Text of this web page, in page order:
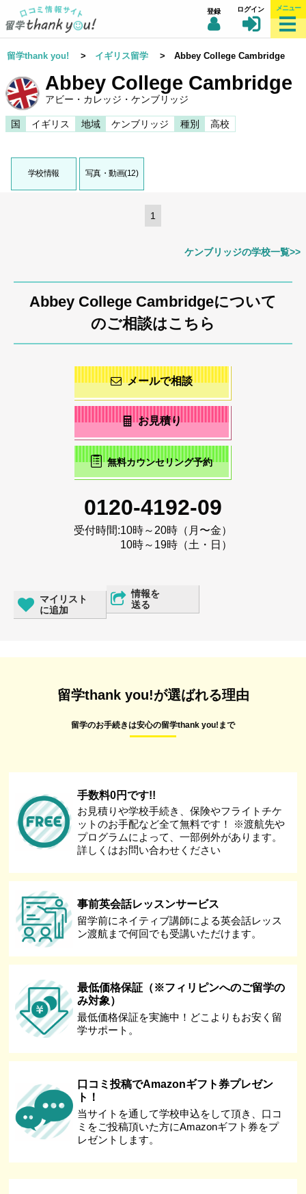
登録 ログイン メニュー
留学thank you! > イギリス留学 > Abbey College Cambridge
Abbey College Cambridge
アビー・カレッジ・ケンブリッジ
国 イギリス 地域 ケンブリッジ 種別 高校
学校情報 写真・動画(12)
1
ケンブリッジの学校一覧>>
Abbey College Cambridgeについて
のご相談はこちら
メールで相談
お見積り
無料カウンセリング予約
0120-4192-09
受付時間:10時～20時（月〜金）
10時～19時（土・日）
マイリスト
に追加
情報を
送る
留学thank you!が選ばれる理由
留学のお手続きは安心の留学thank you!まで
手数料0円です!!
お見積りや学校手続き、保険やフライトチケ
ットのお手配など全て無料です！ ※渡航先や
プログラムによって、一部例外があります。
詳しくはお問い合わせください
事前英会話レッスンサービス
留学前にネイティブ講師による英会話レッス
ン渡航まで何回でも受講いただけます。
最低価格保証（※フィリピンへのご留学の
み対象）
最低価格保証を実施中！どこよりもお安く留
学サポート。
口コミ投稿でAmazonギフト券プレゼン
ト！
当サイトを通して学校申込をして頂き、口コ
ミをご投稿頂いた方にAmazonギフト券をプ
レゼントします。